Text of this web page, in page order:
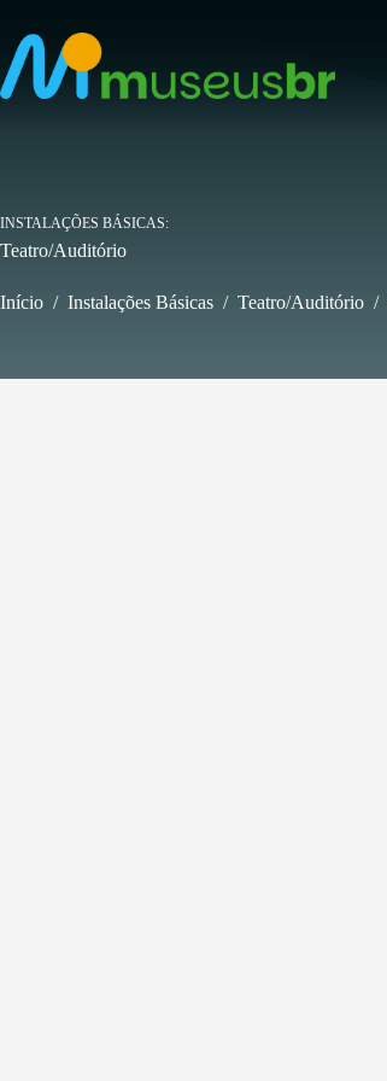
para
conteúdo
INSTALAÇÕES BÁSICAS
Teatro/Auditório
Início / Instalações Básicas / Teatro/Auditório /